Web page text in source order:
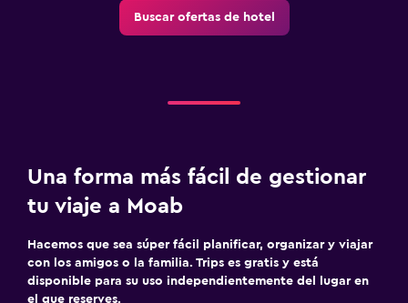
Estacionamiento privado
Enchufe cerca de la cama
Perchero
Buscar ofertas de hotel
Una forma más fácil de gestionar
tu viaje a Moab
Hacemos que sea súper fácil planificar, organizar y viajar
con los amigos o la familia. Trips es gratis y está
disponible para su uso independientemente del lugar en
el que reserves.